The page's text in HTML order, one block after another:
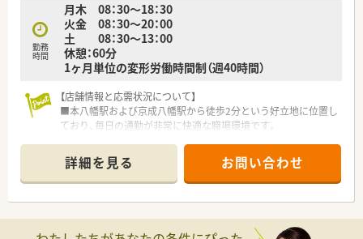
勤務
時間
月木 08：30～18：30
火金 08：30～20：00
土 08：30～13：00
休憩：60分
1ヶ月単位の変形労働時間制（週40時間）
【店舗情報と応需状況について】
■本八幡駅および京成八幡駅から徒歩2分という好立地に位置し
ており、毎日の通勤が非常に快適な職場環境です。
から多種多様な科目の処方箋を応需しています。
■1日の処方箋枚数は平均30枚から40枚程度で推移しており、常
勤とパートを含めた複数名体制で対応します。
■組織体制の強化を目的とした定期採用を行っており、地域医療
詳細を見る お問い合わせ